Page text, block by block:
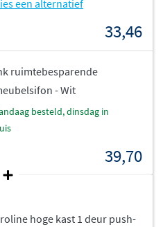
Cabana oak,
, evenals in klassiekMat
materiaalkeuze
je jarenlang van je
een alternatief
33,46
ruimtebesparende
- Wit
39,70
hoge kast 1 deur push-